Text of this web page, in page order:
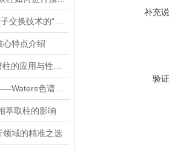
心特点介绍
萃取柱的影响
领域的精准之选
补充
验